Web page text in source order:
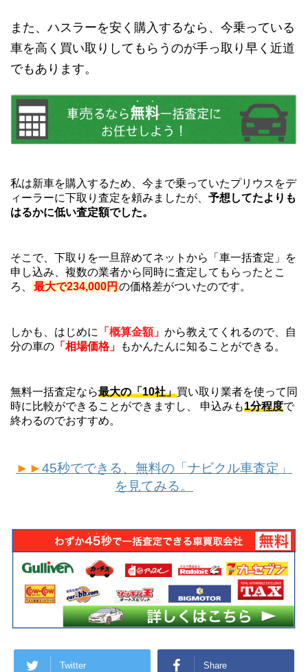
また、ハスラーを安く購入するなら、今乗っている
車を高く買い取りしてもらうのが手っ取り早く近道
でもあります。
私は新車を購入するため、今まで乗っていたプリウスをデ
ィーラーに下取り査定を頼みましたが、 予想してたよりも
はるかに低い査定額でした。
そこで、下取りを一旦辞めてネットから「車一括査定」を
申し込み、複数の業者から同時に査定してもらったとこ
ろ、
最大で234,000円 の価格差がついたのです。
しかも、はじめに 「概算金額」 から教えてくれるので、自
分の車の 「相場価格」 もかんたんに知ることができる。
無料一括査定なら最大の「10社」買い取り業者を使って同
時に比較ができることができますし、 申込みも1分程度で
終わるのでおすすめ。
►►45秒でできる、無料の「ナビクル車査定」
を見てみる。
Twitter Share